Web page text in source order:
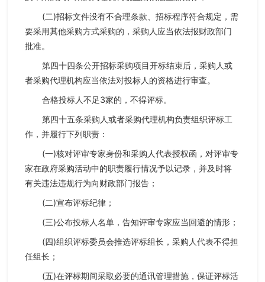
(二)招标文件没有不合理条款、招标程序符合规定，需
要采用其他采购方式采购的，采购人应当依法报财政部门
批准。
第四十四条公开招标采购项目开标结束后，采购人或
者采购代理机构应当依法对投标人的资格进行审查。
合格投标人不足3家的，不得评标。
第四十五条采购人或者采购代理机构负责组织评标工
作，并履行下列职责：
(一)核对评审专家身份和采购人代表授权函，对评审专
家在政府采购活动中的职责履行情况予以记录，并及时将
有关违法违规行为向财政部门报告；
(二)宣布评标纪律；
(三)公布投标人名单，告知评审专家应当回避的情形；
(四)组织评标委员会推选评标组长，采购人代表不得担
任组长；
(五)在评标期间采取必要的通讯管理措施，保证评标活